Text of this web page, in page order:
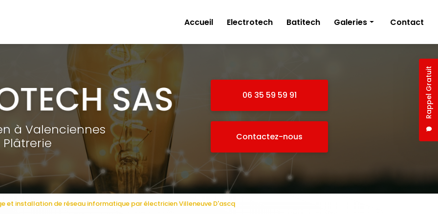
Rappel Gratuit
Accueil
Electrotech Batitech Galeries Contact
à Valenciennes
Plâtrerie
06 35 59 59 91
Contactez-nous
et installation de réseau informatique par électricien Villeneuve D'ascq